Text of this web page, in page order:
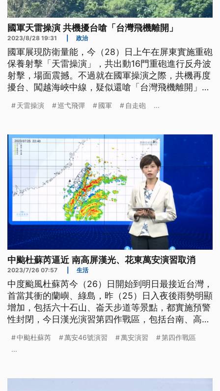
國軍天雷操演 共機擾台嗆「台灣飛機離開」
2023/8/28 19:31 政治
國軍展現防衛量能，今（28）日上午在屏東實施重砲
保養射擊「天雷操演」，共出動16門重砲進行反舟波
射擊，場面震撼。不過就在國軍操演之際，共機再度
擾台、闖越海峽中線，疑似還嗆「台灣飛機離開」。
表態，也是想探測我方防空。
天雷操演 巡弋飛彈 國軍 自走砲 ...
中颱杜蘇芮逼近 南高屏漢光、花東萬安演習取消
2023/7/26 07:57 生活
中度颱風杜蘇芮今（26）日開始到明日最接近台灣，
首當其衝的蘭嶼、綠島，昨（25）日入夜後雨勢明顯
增加，包括六十石山、崙天步道等景點，都實施預警
性封閉，今日漢光演習第四作戰區，包括台南、高
安46號演習也取消。
中颱杜蘇芮 萬安46號演習 萬安演習
第四作戰區
...